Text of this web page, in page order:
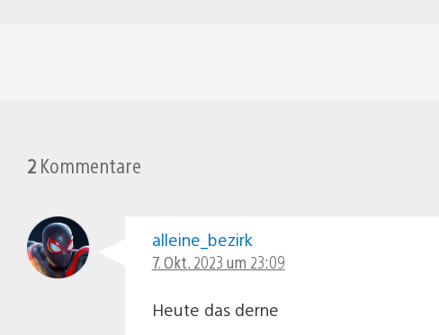
2 Kommentare
alleine_bezirk
7. Okt. 2023 um 23:09
Heute das derne